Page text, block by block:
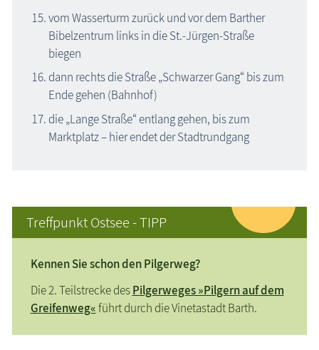
vom Wasserturm zurück und vor dem Barther
Bibelzentrum links in die St.-Jürgen-Straße
biegen
dann rechts die Straße „Schwarzer Gang“ bis zum
Ende gehen (Bahnhof)
die „Lange Straße“ entlang gehen, bis zum
Marktplatz – hier endet der Stadtrundgang
Treffpunkt Ostsee - TIPP
Kennen Sie schon den Pilgerweg?
Die 2. Teilstrecke desPilgerweges »Pilgern auf dem
Greifenweg«führt durch die Vinetastadt Barth.